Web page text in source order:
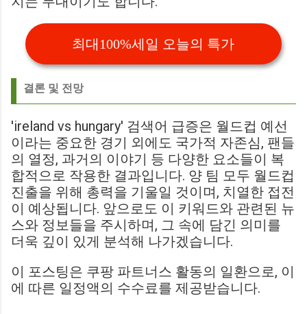
최대100%세일 오늘의 특가
결론 및 전망
'ireland vs hungary' 검색어 급증은 월드컵 예선
이라는 중요한 경기 외에도 국가적 자존심, 팬들
의 열정, 과거의 이야기 등 다양한 요소들이 복
합적으로 작용한 결과입니다. 양 팀 모두 월드컵
진출을 위해 총력을 기울일 것이며, 치열한 접전
이 예상됩니다. 앞으로도 이 키워드와 관련된 뉴
스와 정보들을 주시하며, 그 속에 담긴 의미를
더욱 깊이 있게 분석해 나가겠습니다.
이 포스팅은 쿠팡 파트너스 활동의 일환으로, 이
에 따른 일정액의 수수료를 제공받습니다.